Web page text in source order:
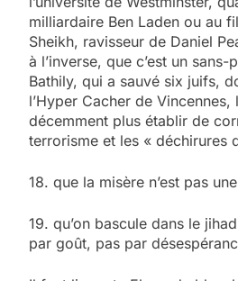
milliardaire Ben Laden ou au
Sheikh, ravisseur de Daniel
à l’inverse, que c’est un sans-
Bathily, qui a sauvé six juifs,
l’Hyper Cacher de Vincennes,
décemment plus établir de
terrorisme et les « déchirures
18. que la misère n’est pas
19. qu’on bascule dans le
par goût, pas par